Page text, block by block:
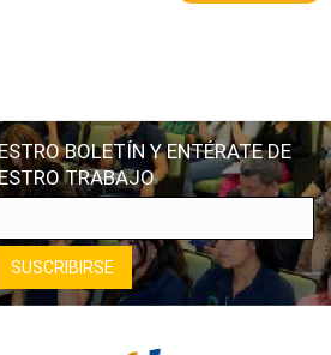
BOLETÍN Y ENTÉRATE DE
TRABAJO